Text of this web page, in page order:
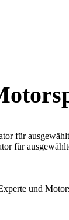
für
für
und